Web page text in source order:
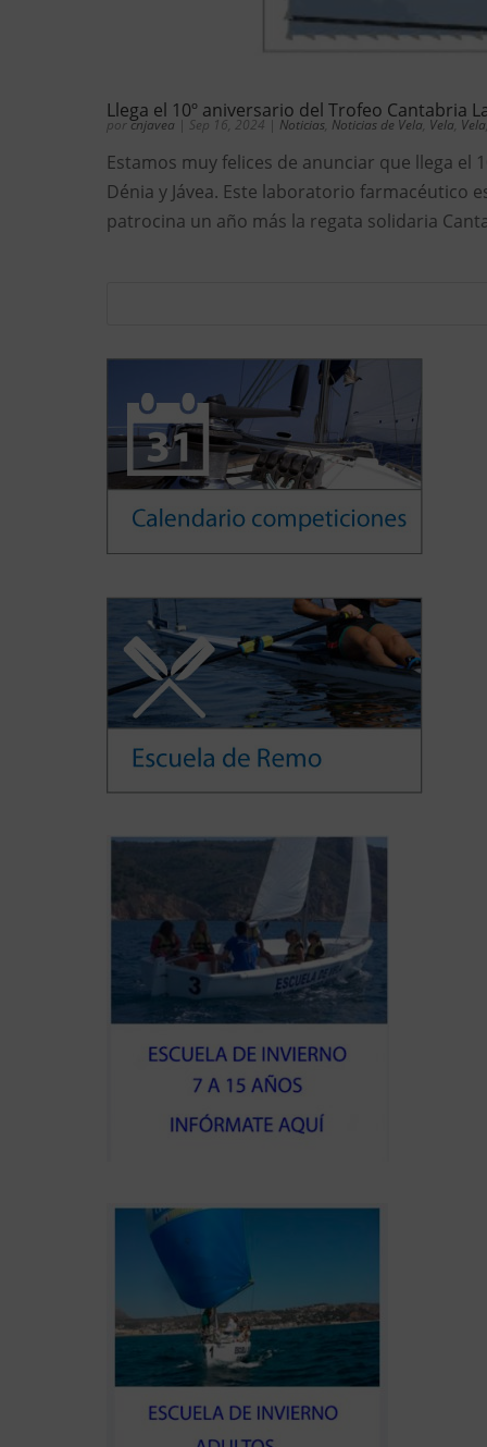
Llega el 10º aniversario del Trofeo Cantabria
porcnjavea | Sep 16, 2024 | Noticias Noticias de Vela Vela Vela
Estamos muy felices de anunciar que llega el
Dénia y Jávea. Este laboratorio
patrocina un año más la regata solidaria